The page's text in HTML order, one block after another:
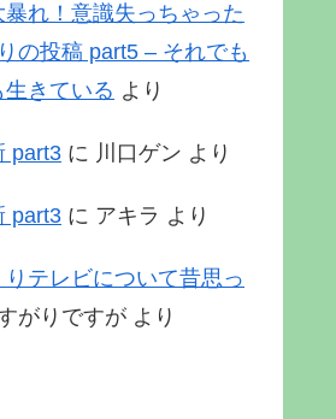
暴れ！意識失っちゃった
の投稿 part5 – それでも
きている より
part3 に 川口ゲン より
part3 に アキラ より
テレビについて昔思っ
がりですが より